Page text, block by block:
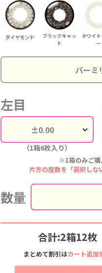
ダイヤモンド
ブラックキャッ
ト
ホワイ
ー
左目
（1箱6枚入り）
※1箱のみご購
片方の度数を「選択しな
数量
合計:2箱12枚
まとめて割引はカート追加